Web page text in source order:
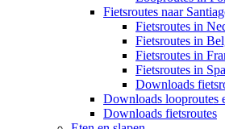
Fietsroutes naar
Fietsroutes in
Fietsroutes in
Fietsroutes in
Fietsroutes in
Downloads
Downloads looproutes
Downloads fietsroutes